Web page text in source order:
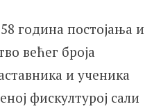
година постојања и
већег броја
и ученика
фискултурој сали